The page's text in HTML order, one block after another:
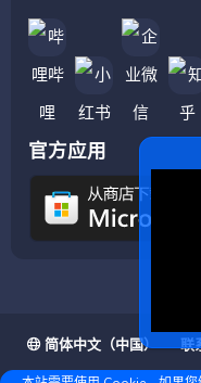
官方应用
简体中文（中国） 联